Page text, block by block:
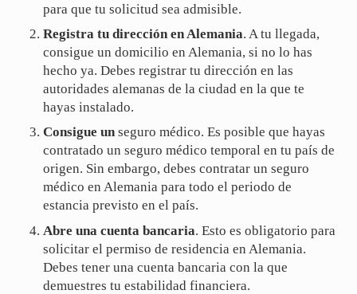
para que tu solicitud sea admisible.
Registra tu dirección en Alemania. A tu llegada,
consigue un domicilio en Alemania, si no lo has
hecho ya. Debes registrar tu dirección en las
autoridades alemanas de la ciudad en la que te
hayas instalado.
Consigue unseguro médico. Es posible que hayas
contratado un seguro médico temporal en tu país de
origen. Sin embargo, debes contratar un seguro
médico en Alemania para todo el periodo de
estancia previsto en el país.
Abre una cuenta bancaria. Esto es obligatorio para
solicitar el permiso de residencia en Alemania.
Debes tener una cuenta bancaria con la que
demuestres tu estabilidad financiera.